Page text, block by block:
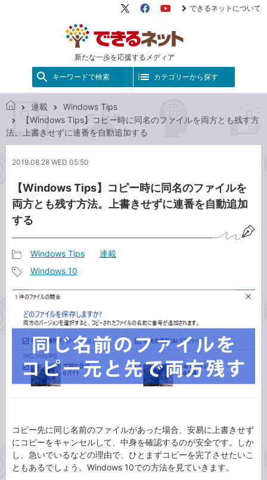
新たな一歩を応援するメディア
X（旧
FacebookYouTube
できるネットについて
キーワードで検索 カテゴリーから探す
ッ
連載
Windows Tips
【Windows Tips】コピー時に同名のファイルを両方とも残す方
法。上書きせずに連番を自動追加する
2019.08.28 WED 05:50
【Windows Tips】コピー時に同名のファイルを
両方とも残す方法。上書きせずに連番を自動追加
する
事
カ
ゴ
リ
Windows Tips 連載
事
タ
グ
Windows 10
コピー先に同じ名前のファイルがあった場合、安易に上書きせず
にコピーをキャンセルして、中身を確認するのが安全です。しか
し、急いでいるなどの理由で、ひとまずコピーを完了させたいこ
ともあるでしょう。Windows 10での方法を見ていきます。